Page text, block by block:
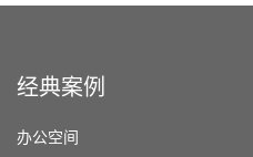
经典案例
办公空间